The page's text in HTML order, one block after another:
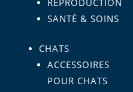
REPRODUCTION
SANTÉ & SOINS
CHATS
ACCESSOIRES
POUR CHATS